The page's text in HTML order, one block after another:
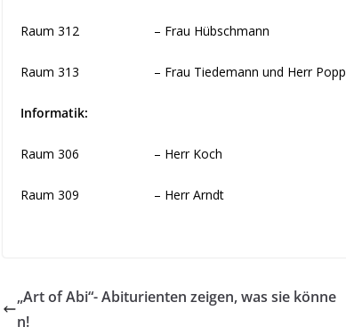
Raum 312 – Frau Hübschmann
Raum 313 – Frau Tiedemann und Herr Popp
Informatik:
Raum 306 – Herr Koch
Raum 309 – Herr Arndt
„Art of Abi“- Abiturienten zeigen, was sie könne
n!